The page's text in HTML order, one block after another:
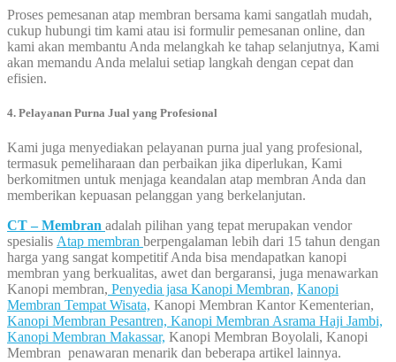
Proses pemesanan atap membran bersama kami sangatlah mudah,
cukup hubungi tim kami atau isi formulir pemesanan online, dan
kami akan membantu Anda melangkah ke tahap selanjutnya, Kami
akan memandu Anda melalui setiap langkah dengan cepat dan
efisien.
4. Pelayanan Purna Jual yang Profesional
Kami juga menyediakan pelayanan purna jual yang profesional,
termasuk pemeliharaan dan perbaikan jika diperlukan, Kami
berkomitmen untuk menjaga keandalan atap membran Anda dan
memberikan kepuasan pelanggan yang berkelanjutan.
CT – Membran adalah pilihan yang tepat merupakan vendor
spesialis Atap membran berpengalaman lebih dari 15 tahun dengan
harga yang sangat kompetitif Anda bisa mendapatkan kanopi
membran yang berkualitas, awet dan bergaransi, juga menawarkan
Kanopi membran, Penyedia jasa Kanopi Membran, Kanopi
Membran Tempat Wisata, Kanopi Membran Kantor Kementerian,
Kanopi Membran Pesantren, Kanopi Membran Asrama Haji Jambi,
Kanopi Membran Makassar, Kanopi Membran Boyolali, Kanopi
Membran penawaran menarik dan beberapa artikel lainnya.